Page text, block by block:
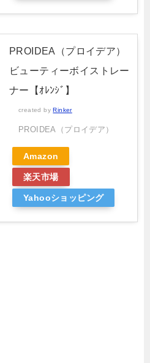
PROIDEA（プロイデア）
ビューティーボイストレー
ナー【ｵﾚﾝｼﾞ】
created byRinker
PROIDEA（プロイデア）
Amazon
楽天市場
Yahooショッピング